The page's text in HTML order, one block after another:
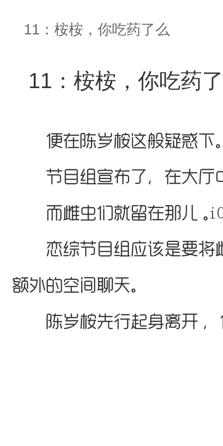
11：桉桉，你吃药了么
11：桉桉，你吃药